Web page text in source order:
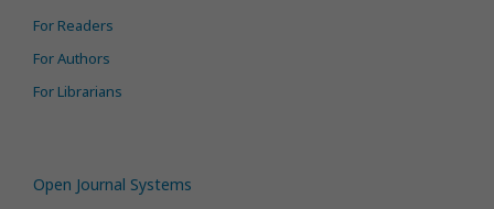
For Readers
For Authors
For Librarians
Open Journal Systems